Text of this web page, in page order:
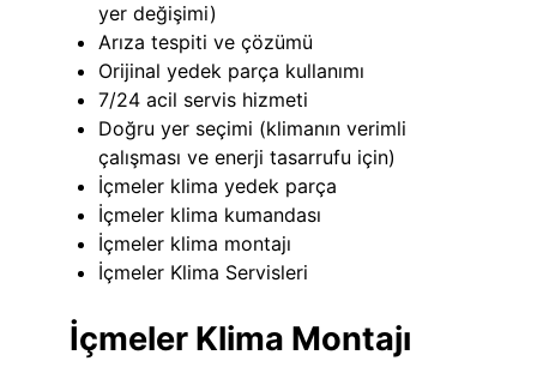
yer değişimi)
Arıza tespiti ve çözümü
Orijinal yedek parça kullanımı
7/24 acil servis hizmeti
Doğru yer seçimi (klimanın verimli
çalışması ve enerji tasarrufu için)
İçmeler klima yedek parça
İçmeler klima kumandası
İçmeler klima montajı
İçmeler Klima Servisleri
İçmeler Klima Montajı